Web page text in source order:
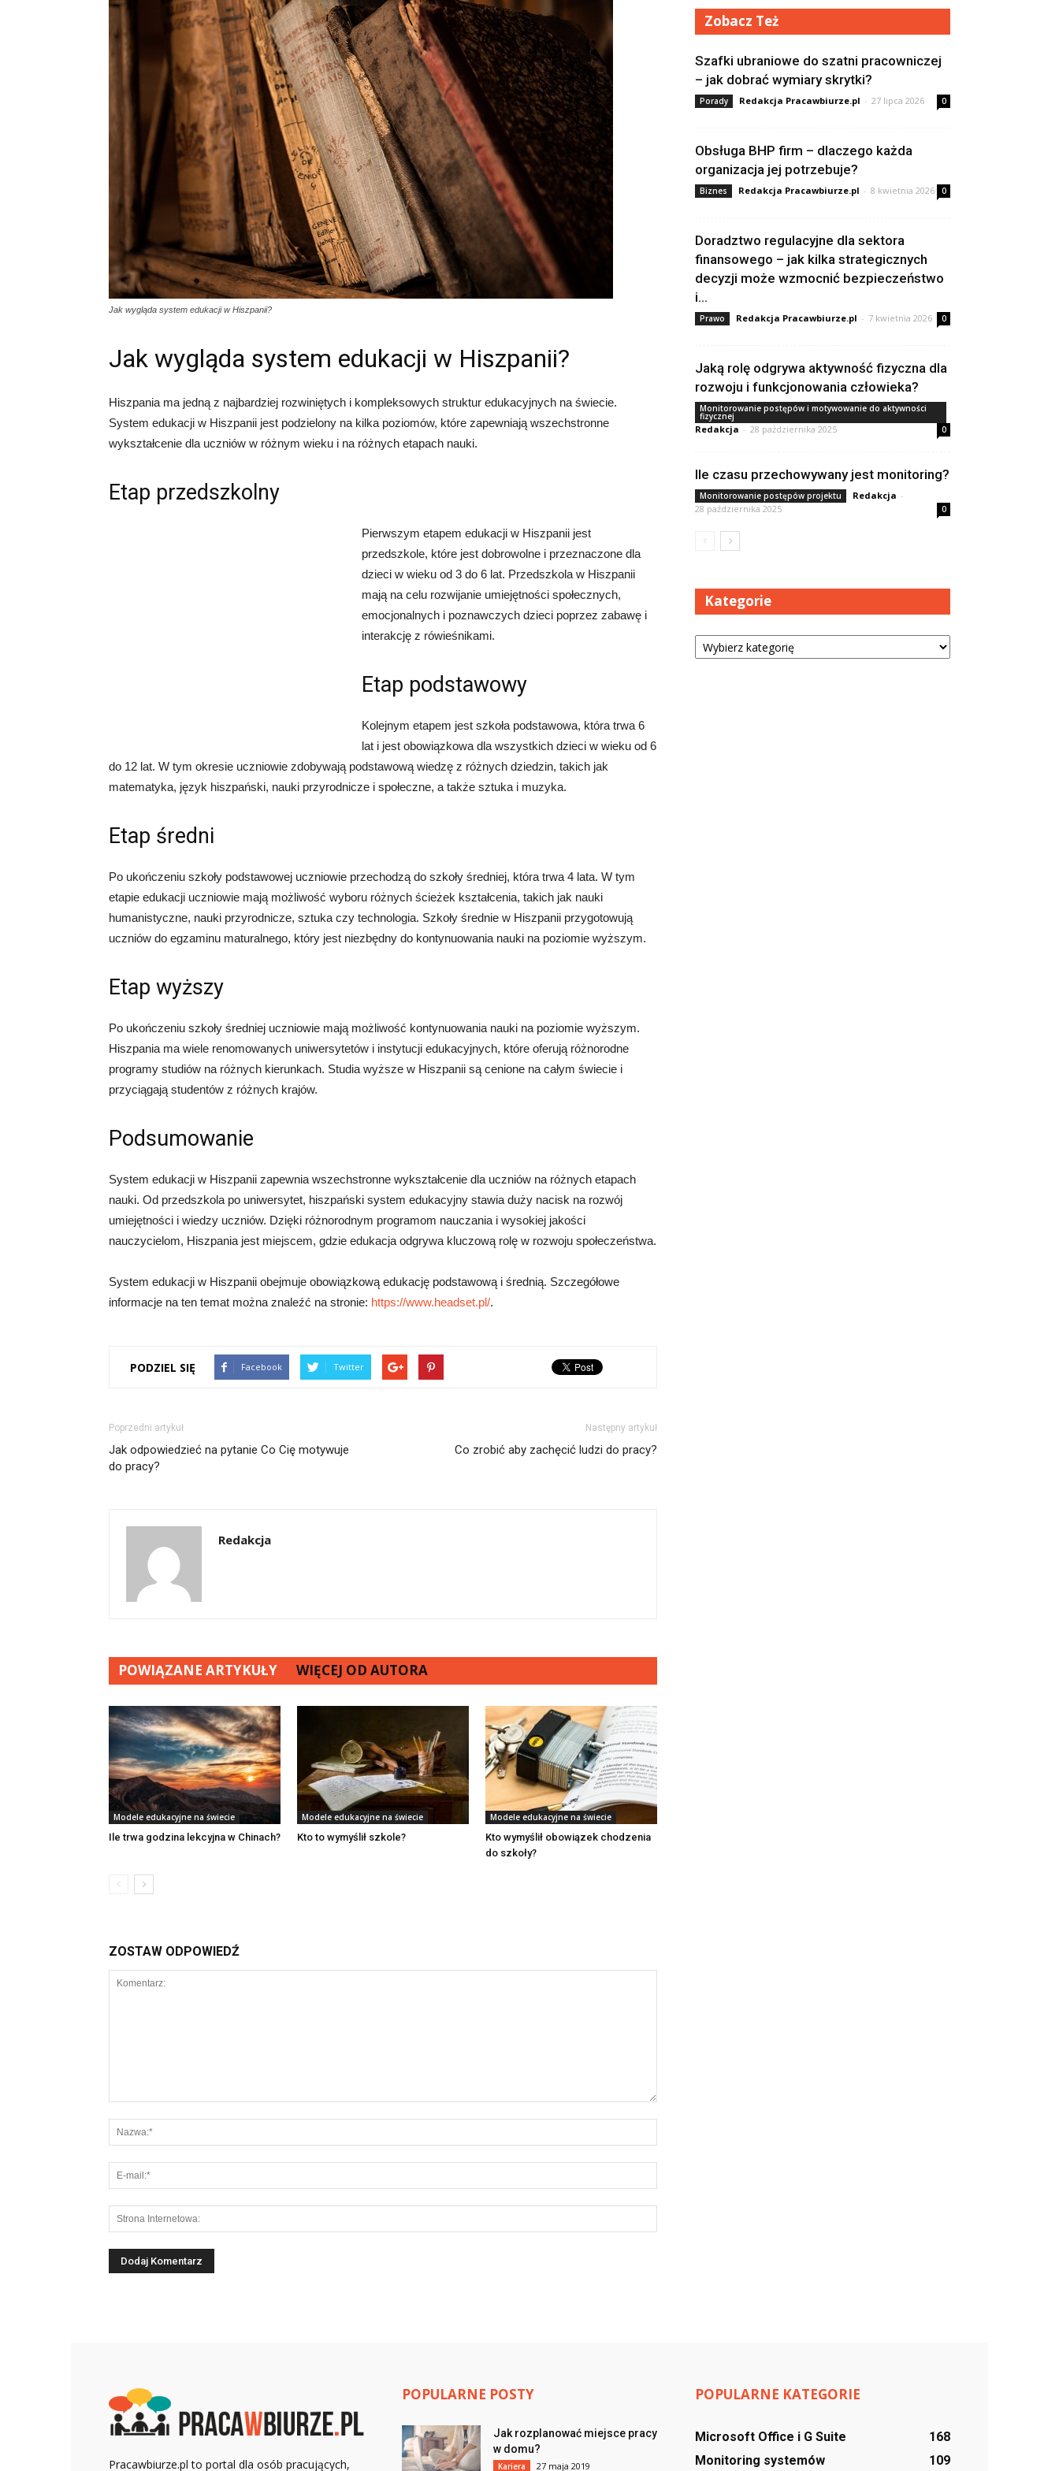
Jak wygląda system edukacji w Hiszpanii?
Jak wygląda system edukacji w Hiszpanii?
Hiszpania ma jedną z najbardziej rozwiniętych i kompleksowych struktur edukacyjnych na świecie.
System edukacji w Hiszpanii jest podzielony na kilka poziomów, które zapewniają wszechstronne
wykształcenie dla uczniów w różnym wieku i na różnych etapach nauki.
Etap przedszkolny
Pierwszym etapem edukacji w Hiszpanii jest
przedszkole, które jest dobrowolne i przeznaczone dla
dzieci w wieku od 3 do 6 lat. Przedszkola w Hiszpanii
mają na celu rozwijanie umiejętności społecznych,
emocjonalnych i poznawczych dzieci poprzez zabawę i
interakcję z rówieśnikami.
Etap podstawowy
Kolejnym etapem jest szkoła podstawowa, która trwa 6
lat i jest obowiązkowa dla wszystkich dzieci w wieku od 6
do 12 lat. W tym okresie uczniowie zdobywają podstawową wiedzę z różnych dziedzin, takich jak
matematyka, język hiszpański, nauki przyrodnicze i społeczne, a także sztuka i muzyka.
Etap średni
Po ukończeniu szkoły podstawowej uczniowie przechodzą do szkoły średniej, która trwa 4 lata. W tym
etapie edukacji uczniowie mają możliwość wyboru różnych ścieżek kształcenia, takich jak nauki
humanistyczne, nauki przyrodnicze, sztuka czy technologia. Szkoły średnie w Hiszpanii przygotowują
uczniów do egzaminu maturalnego, który jest niezbędny do kontynuowania nauki na poziomie wyższym.
Etap wyższy
Po ukończeniu szkoły średniej uczniowie mają możliwość kontynuowania nauki na poziomie wyższym.
Hiszpania ma wiele renomowanych uniwersytetów i instytucji edukacyjnych, które oferują różnorodne
programy studiów na różnych kierunkach. Studia wyższe w Hiszpanii są cenione na całym świecie i
przyciągają studentów z różnych krajów.
Podsumowanie
System edukacji w Hiszpanii zapewnia wszechstronne wykształcenie dla uczniów na różnych etapach
nauki. Od przedszkola po uniwersytet, hiszpański system edukacyjny stawia duży nacisk na rozwój
umiejętności i wiedzy uczniów. Dzięki różnorodnym programom nauczania i wysokiej jakości
nauczycielom, Hiszpania jest miejscem, gdzie edukacja odgrywa kluczową rolę w rozwoju społeczeństwa.
System edukacji w Hiszpanii obejmuje obowiązkową edukację podstawową i średnią. Szczegółowe
informacje na ten temat można znaleźć na stronie: https://www.headset.pl/.
PODZIEL SIĘ Facebook Twitter
Poprzedni artykuł
Jak odpowiedzieć na pytanie Co Cię motywuje
do pracy?
Następny artykuł
Co zrobić aby zachęcić ludzi do pracy?
Redakcja
POWIĄZANE ARTYKUŁY WIĘCEJ OD AUTORA
Modele edukacyjne na świecie
Ile trwa godzina lekcyjna w Chinach?
Modele edukacyjne na świecie
Kto to wymyślił szkole?
Modele edukacyjne na świecie
Kto wymyślił obowiązek chodzenia
do szkoły?
ZOSTAW ODPOWIEDŹ
Zobacz Też
Szafki ubraniowe do szatni pracowniczej
– jak dobrać wymiary skrytki?
Porady Redakcja Pracawbiurze.pl - 27 lipca 2026 0
Obsługa BHP firm – dlaczego każda
organizacja jej potrzebuje?
Biznes Redakcja Pracawbiurze.pl - 8 kwietnia 2026 0
Doradztwo regulacyjne dla sektora
finansowego – jak kilka strategicznych
decyzji może wzmocnić bezpieczeństwo
i...
Prawo Redakcja Pracawbiurze.pl - 7 kwietnia 2026 0
Jaką rolę odgrywa aktywność fizyczna dla
rozwoju i funkcjonowania człowieka?
Monitorowanie postępów i motywowanie do aktywności
fizycznej
Redakcja - 28 października 2025 0
Ile czasu przechowywany jest monitoring?
Monitorowanie postępów projektu Redakcja -
28 października 2025
0
Kategorie
Kategorie
Pracawbiurze.pl to portal dla osób pracujących,
POPULARNE POSTY
Jak rozplanować miejsce pracy
w domu?
Kariera 27 maja 2019
POPULARNE KATEGORIE
Microsoft Office i G Suite
168
Monitoring systemów
109